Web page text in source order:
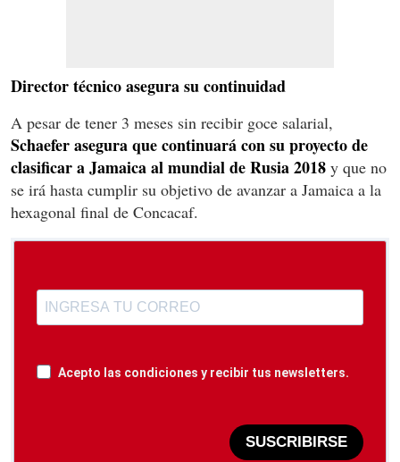
Director técnico asegura su continuidad
A pesar de tener 3 meses sin recibir goce salarial,
Schaefer asegura que continuará con su proyecto de
clasificar a Jamaica al mundial de Rusia 2018 y que no
se irá hasta cumplir su objetivo de avanzar a Jamaica a la
hexagonal final de Concacaf.
Acepto las condiciones y recibir tus newsletters.
SUSCRIBIRSE